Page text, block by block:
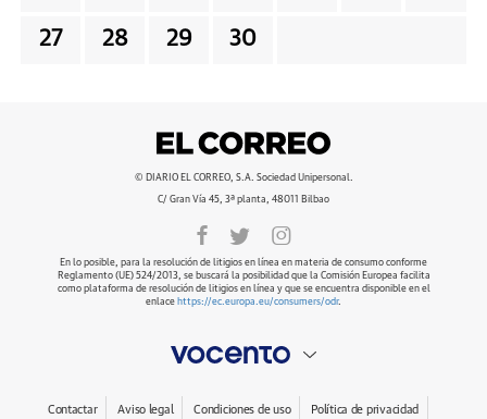
27 28 29 30
© DIARIO EL CORREO, S.A. Sociedad Unipersonal.
C/ Gran Vía 45, 3ª planta, 48011 Bilbao
En lo posible, para la resolución de litigios en línea en materia de consumo conforme
Reglamento (UE) 524/2013, se buscará la posibilidad que la Comisión Europea facilita
como plataforma de resolución de litigios en línea y que se encuentra disponible en el
enlace https://ec.europa.eu/consumers/odr.
Contactar Aviso legal Condiciones de uso Política de privacidad